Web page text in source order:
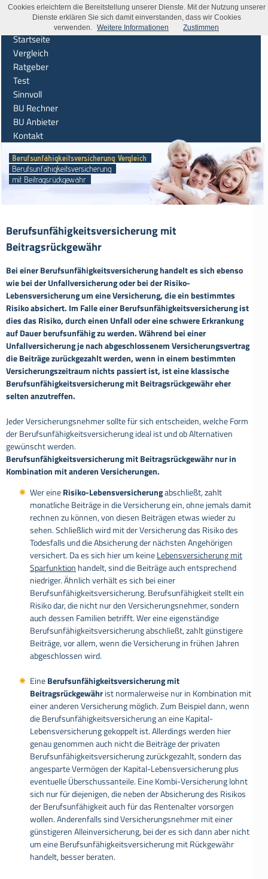
Startseite
Vergleich
Ratgeber
Test
Sinnvoll
BU Rechner
BU Anbieter
Kontakt
Berufsunfähigkeitsversicherung Vergleich
Berufsunfähigkeitsversicherung
mit Beitragsrückgewähr
Berufsunfähigkeitsversicherung mit
Beitragsrückgewähr
Bei einer Berufsunfähigkeitsversicherung handelt es sich ebenso
wie bei der Unfallversicherung oder bei der Risiko-
Lebensversicherung um eine Versicherung, die ein bestimmtes
Risiko absichert. Im Falle einer Berufsunfähigkeitsversicherung ist
dies das Risiko, durch einen Unfall oder eine schwere Erkrankung
auf Dauer berufsunfähig zu werden. Während bei einer
Unfallversicherung je nach abgeschlossenem Versicherungsvertrag
die Beiträge zurückgezahlt werden, wenn in einem bestimmten
Versicherungszeitraum nichts passiert ist, ist eine klassische
Berufsunfähigkeitsversicherung mit Beitragsrückgewähr eher
selten anzutreffen.
Jeder Versicherungsnehmer sollte für sich entscheiden, welche Form
der Berufsunfähigkeitsversicherung ideal ist und ob Alternativen
gewünscht werden.
Berufsunfähigkeitsversicherung mit Beitragsrückgewähr nur in
Kombination mit anderen Versicherungen.
Wer eineRisiko-Lebensversicherungabschließt, zahlt
monatliche Beiträge in die Versicherung ein, ohne jemals damit
rechnen zu können, von diesen Beiträgen etwas wieder zu
sehen. Schließlich wird mit der Versicherung das Risiko des
Todesfalls und die Absicherung der nächsten Angehörigen
versichert. Da es sich hier um keineLebensversicherung mit
Sparfunktion handelt, sind die Beiträge auch entsprechend
niedriger. Ähnlich verhält es sich bei einer
Berufsunfähigkeitsversicherung. Berufsunfähigkeit stellt ein
Risiko dar, die nicht nur den Versicherungsnehmer, sondern
auch dessen Familien betrifft. Wer eine eigenständige
Berufsunfähigkeitsversicherung abschließt, zahlt günstigere
Beiträge, vor allem, wenn die Versicherung in frühen Jahren
abgeschlossen wird.
EineBerufsunfähigkeitsversicherung mit
Beitragsrückgewährist normalerweise nur in Kombination mit
einer anderen Versicherung möglich. Zum Beispiel dann, wenn
die Berufsunfähigkeitsversicherung an eine Kapital-
Lebensversicherung gekoppelt ist. Allerdings werden hier
genau genommen auch nicht die Beiträge der privaten
Berufsunfähigkeitsversicherung zurückgezahlt, sondern das
angesparte Vermögen der Kapital-Lebensversicherung plus
eventuelle Überschussanteile. Eine Kombi-Versicherung lohnt
sich nur für diejenigen, die neben der Absicherung des Risikos
der Berufsunfähigkeit auch für das Rentenalter vorsorgen
wollen. Anderenfalls sind Versicherungsnehmer mit einer
günstigeren Alleinversicherung, bei der es sich dann aber nicht
um eine Berufsunfähigkeitsversicherung mit Rückgewähr
handelt, besser beraten.
Cookies erleichtern die Bereitstellung unserer Dienste. Mit der Nutzung unserer
Dienste erklären Sie sich damit einverstanden, dass wir Cookies
verwenden. Weitere Informationen Zustimmen